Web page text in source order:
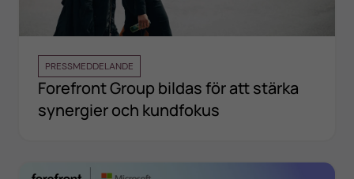
PRESSMEDDELANDE
Forefront Group bildas för att stärka
synergier och kundfokus